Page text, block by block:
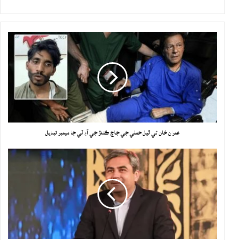
عمران خان تي ٿيل حملي جي جاچ ڪندڙ جي آءِ ٽي جا ميمبر تبديل